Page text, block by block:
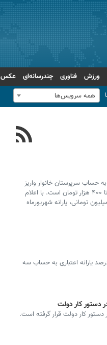
ورزش فناوری چندرسانه‌ای عکس
همه سرویس‌ها
یارانه شهریور ۱۴۰۲، ساعت ۲۴ امشب دوشنبه ۲۰ شهریور ۱۴۰۲ به حساب سرپرستان خانوار واریز
خواهد شد. مبلغ این یارانه همچون یارانه ماه‌های گذشته ۳۰۰ تا ۴۰۰ هزار تومان است. با اعلام
تومانی، یارانه شهریورماه
وزارت تعاون، کار و رفاه اجتماعی گفت: امشب مبلغ ۲۰ درصد یارانه اعتباری به حساب سه